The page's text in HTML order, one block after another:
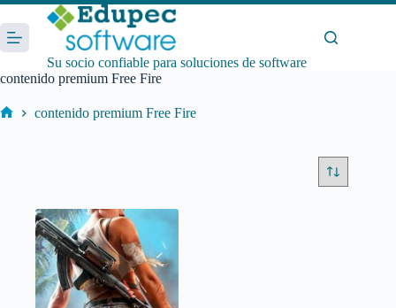
Saltar
al
contenido
Su socio confiable para soluciones de software
contenido premium Free Fire
contenido premium Free Fire